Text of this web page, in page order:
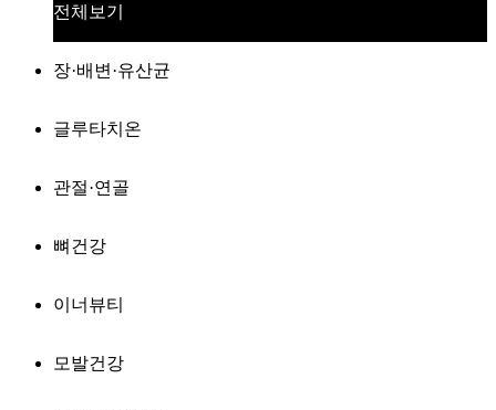
전체보기
장·배변·유산균
글루타치온
관절·연골
뼈건강
이너뷰티
모발건강